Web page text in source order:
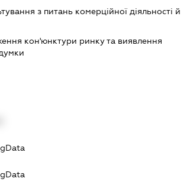
з питань комерційної діяльності й
кон'юнктури ринку та виявлення